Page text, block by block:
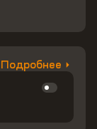
Подробнее